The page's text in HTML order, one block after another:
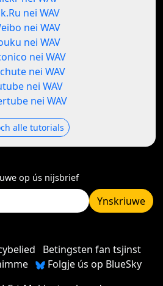
nei WAV
nei WAV
nei WAV
nei WAV
nei WAV
nei WAV
nei WAV
alle tutorials
op ús nijsbrief
Ynskriuwe
Betingsten fan tsjinst
Folgje ús op BlueSky